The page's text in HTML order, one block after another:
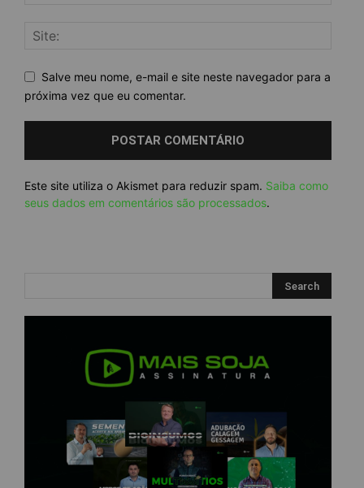
Salve meu nome, e-mail e site neste navegador para a
próxima vez que eu comentar.
Este site utiliza o Akismet para reduzir spam. Saiba como
seus dados em comentários são processados.